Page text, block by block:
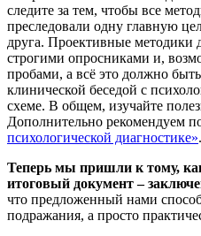
следите за тем, чтобы все
преследовали одну главную
друга. Проективные
строгими опросниками и,
пробами, а всё это должно
клинической беседой с
схеме. В общем, изучайте
Дополнительно рекомендуем
психологической диагностике».
Теперь мы пришли к тому,
итоговый документ –
что предложенный нами
подражания, а просто